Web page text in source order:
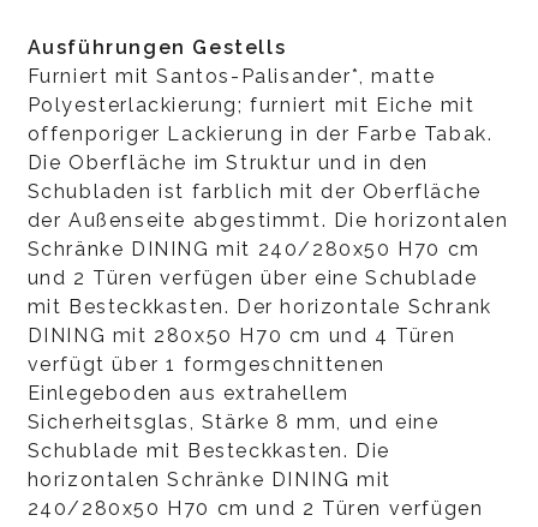
Ausführungen Gestells
Furniert mit Santos-Palisander*, matte
Polyesterlackierung; furniert mit Eiche mit
offenporiger Lackierung in der Farbe Tabak.
Die Oberfläche im Struktur und in den
Schubladen ist farblich mit der Oberfläche
der Außenseite abgestimmt. Die horizontalen
Schränke DINING mit 240/280x50 H70 cm
und 2 Türen verfügen über eine Schublade
mit Besteckkasten. Der horizontale Schrank
DINING mit 280x50 H70 cm und 4 Türen
verfügt über 1 formgeschnittenen
Einlegeboden aus extrahellem
Sicherheitsglas, Stärke 8 mm, und eine
Schublade mit Besteckkasten. Die
horizontalen Schränke DINING mit
240/280x50 H70 cm und 2 Türen verfügen